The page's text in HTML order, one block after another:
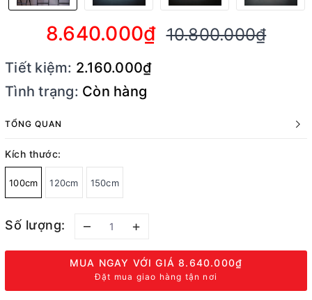
8.640.000₫ 10.800.000₫
Tiết kiệm: 2.160.000₫
Tình trạng: Còn hàng
TỔNG QUAN
Kích thước:
100cm 120cm 150cm
Số lượng: – +
MUA NGAY VỚI GIÁ8.640.000₫
Đặt mua giao hàng tận nơi